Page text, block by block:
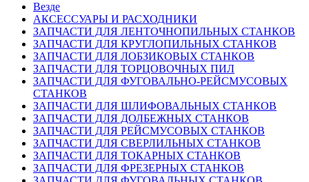
Везде
АКСЕССУАРЫ И РАСХОДНИКИ
ЗАПЧАСТИ ДЛЯ ЛЕНТОЧНОПИЛЬНЫХ СТАНКОВ
ЗАПЧАСТИ ДЛЯ КРУГЛОПИЛЬНЫХ СТАНКОВ
ЗАПЧАСТИ ДЛЯ ЛОБЗИКОВЫХ СТАНКОВ
ЗАПЧАСТИ ДЛЯ ТОРЦОВОЧНЫХ ПИЛ
ЗАПЧАСТИ ДЛЯ ФУГОВАЛЬНО-РЕЙСМУСОВЫХ
СТАНКОВ
ЗАПЧАСТИ ДЛЯ ШЛИФОВАЛЬНЫХ СТАНКОВ
ЗАПЧАСТИ ДЛЯ ДОЛБЕЖНЫХ СТАНКОВ
ЗАПЧАСТИ ДЛЯ РЕЙСМУСОВЫХ СТАНКОВ
ЗАПЧАСТИ ДЛЯ СВЕРЛИЛЬНЫХ СТАНКОВ
ЗАПЧАСТИ ДЛЯ ТОКАРНЫХ СТАНКОВ
ЗАПЧАСТИ ДЛЯ ФРЕЗЕРНЫХ СТАНКОВ